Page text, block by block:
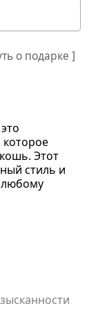
о подарке ]
Этот
стиль и
любому